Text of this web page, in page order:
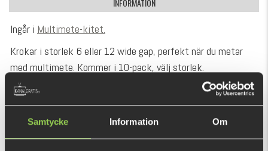
Samtycke Information Om
INFORMATION
Ingår i Multimete-kitet.
Krokar i storlek 6 eller 12 wide gap, perfekt när du metar
med multimete. Kommer i 10-pack, välj storlek.